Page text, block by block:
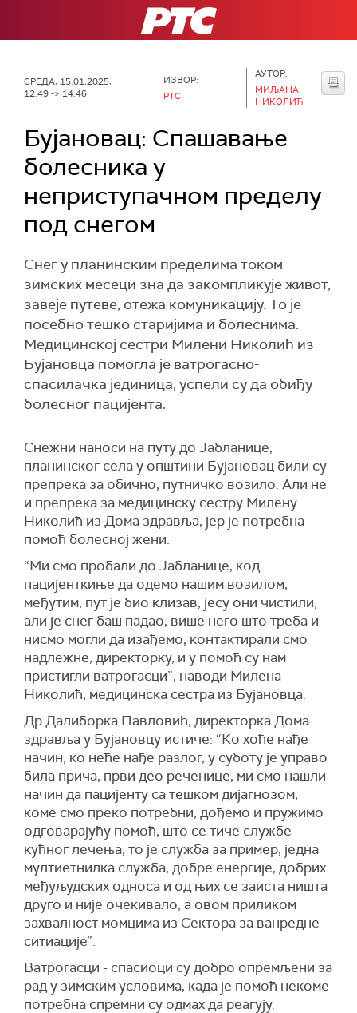
РТС
СРЕДА, 15.01.2025,
12:49 -> 14:46
ИЗВОР:
РТС
АУТОР:
МИЉАНА
НИКОЛИЋ
Бујановац: Спашавање
болесника у
неприступачном пределу
под снегом
Снег у планинским пределима током
зимских месеци зна да закомпликује живот,
завеје путеве, отежа комуникацију. То је
посебно тешко старијима и болеснима.
Медицинској сестри Милени Николић из
Бујановца помогла је ватрогасно-
спасилачка јединица, успели су да обиђу
болесног пацијента.
Снежни наноси на путу до Јабланице,
планинског села у општини Бујановац били су
препрека за обично, путничко возило. Али не
и препрека за медицинску сестру Милену
Николић из Дома здравља, јер је потребна
помоћ болесној жени.
“Ми смо пробали до Јабланице, код
пацијенткиње да одемо нашим возилом,
међутим, пут је био клизав, јесу они чистили,
али је снег баш падао, више него што треба и
нисмо могли да изађемо, контактирали смо
надлежне, директорку, и у помоћ су нам
пристигли ватрогасци”, наводи Милена
Николић, медицинска сестра из Бујановца.
Др Далиборка Павловић, директорка Дома
здравља у Бујановцу истиче: “Ко хоће нађе
начин, ко неће нађе разлог, у суботу је управо
била прича, први део реченице, ми смо нашли
начин да пацијенту са тешком дијагнозом,
коме смо преко потребни, дођемо и пружимо
одговарајућу помоћ, што се тиче службе
кућног лечења, то је служба за пример, једна
мултиетнилка служба, добре енергије, добрих
међуљудских односа и од њих се заиста ништа
друго и није очекивало, а овом приликом
захвалност момцима из Сектора за ванредне
ситиације”.
Ватрогасци - спасиоци су добро опремљени за
рад у зимским условима, када је помоћ некоме
потребна спремни су одмах да реагују.